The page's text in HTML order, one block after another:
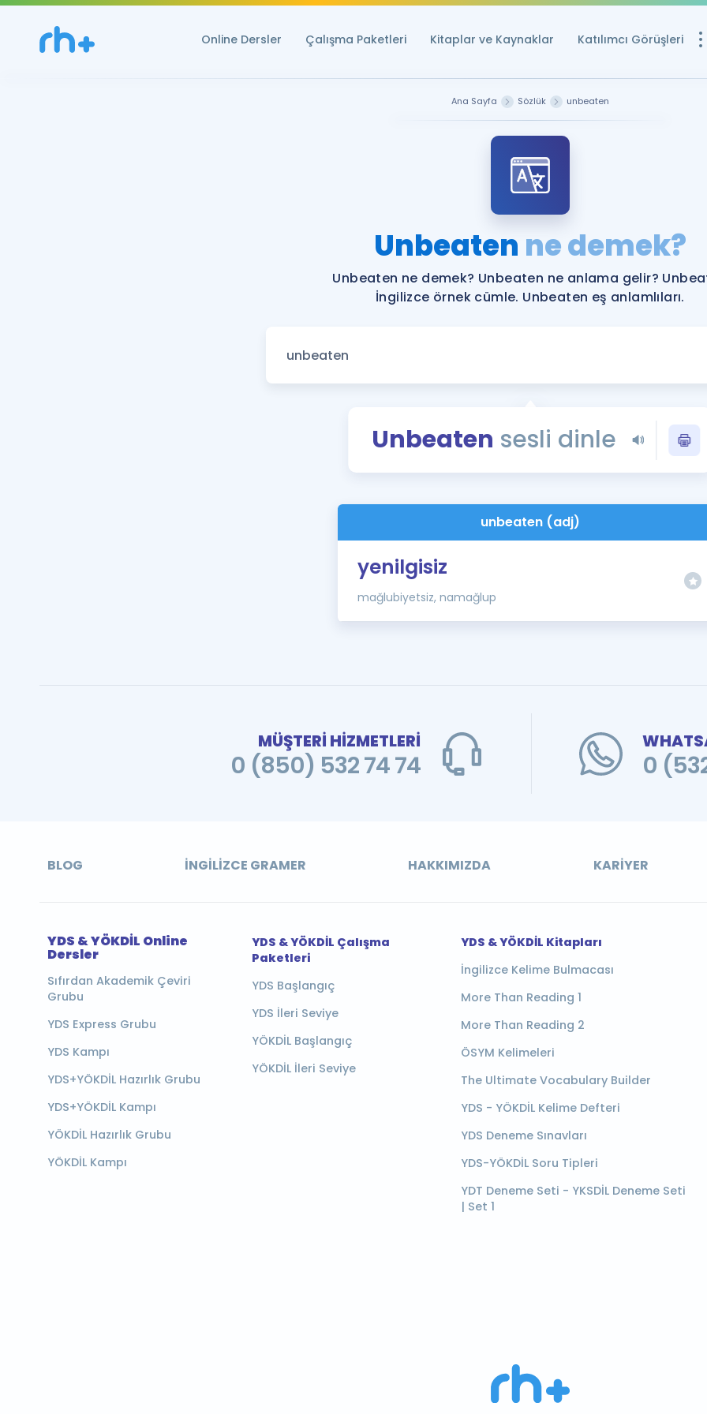
Online Dersler Çalışma Paketleri Kitaplar ve Kaynaklar Katılımcı Görüşleri
YDS ve YÖKDİL
YDS ve YÖKDİL'e
Tüm ÖSYM
YDS - YÖKDİL
İngilizce Gramer
Ana Sayfa Sözlük unbeaten
Unbeaten ne demek?
Unbeaten ne demek? Unbeaten ne anlama gelir?
İngilizce örnek cümle. Unbeaten eş anlamlıları.
Unbeaten sesli dinle
unbeaten (adj)
yenilgisiz
mağlubiyetsiz, namağlup
MÜŞTERİ HİZMETLERİ
0 (850) 532 74 74 0
BLOG İNGILIZCE GRAMER HAKKIMIZDA KARIYER
YDS & YÖKDİL Online
Dersler
Sıfırdan Akademik Çeviri
Grubu
YDS Express Grubu
YDS Kampı
YDS+YÖKDİL Hazırlık Grubu
YDS+YÖKDİL Kampı
YÖKDİL Hazırlık Grubu
YÖKDİL Kampı
YDS & YÖKDİL Çalışma
Paketleri
YDS Başlangıç
YDS İleri Seviye
YÖKDİL Başlangıç
YÖKDİL İleri Seviye
YDS & YÖKDİL Kitapları
İngilizce Kelime Bulmacası
More Than Reading 1
More Than Reading 2
ÖSYM Kelimeleri
The Ultimate Vocabulary Builder
YDS - YÖKDİL Kelime Defteri
YDS Deneme Sınavları
YDS-YÖKDİL Soru Tipleri
YDT Deneme Seti - YKSDİL Deneme Seti
| Set 1